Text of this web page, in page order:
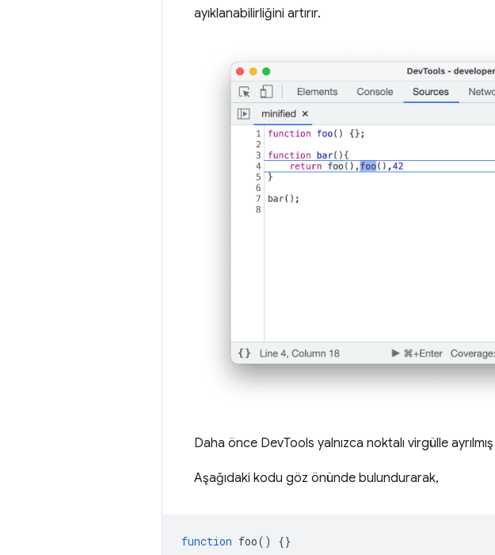
ayıklanabilirliğini artırır.
Daha önce DevTools yalnızca noktalı virgülle
Aşağıdaki kodu göz önünde bulundurarak,
function foo() {}